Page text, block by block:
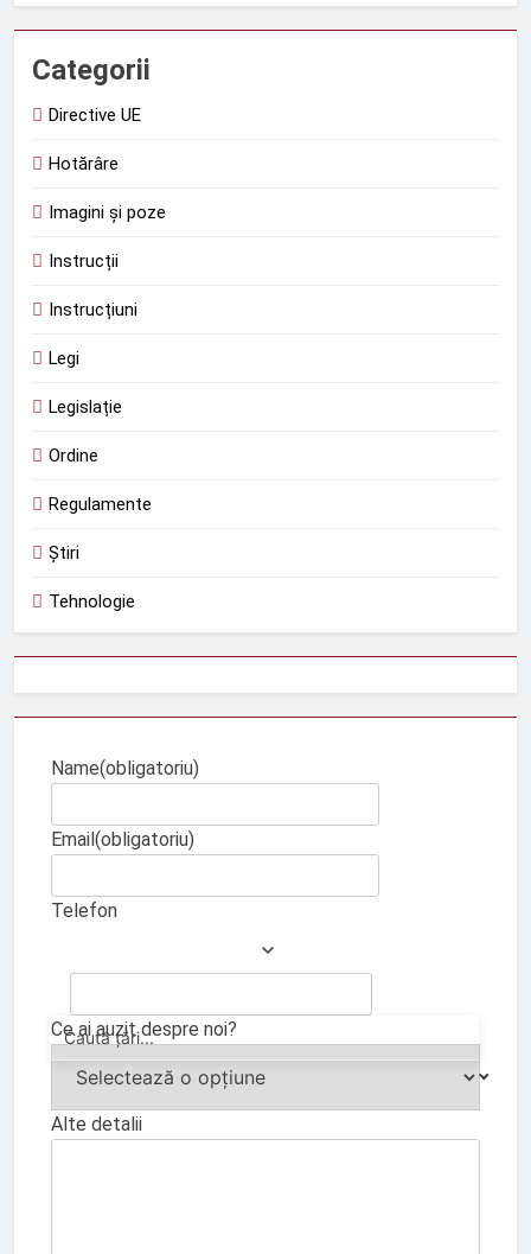
Categorii
Directive UE
Hotărâre
Imagini și poze
Instrucții
Instrucțiuni
Legi
Legislație
Ordine
Regulamente
Știri
Tehnologie
Name(obligatoriu)
Email(obligatoriu)
Telefon
Ce ai auzit despre noi?
Alte detalii